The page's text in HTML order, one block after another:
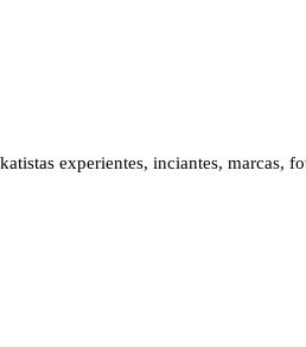
experientes, inciantes,